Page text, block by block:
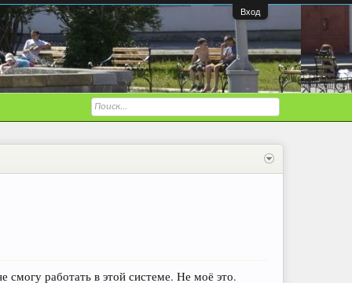
Вход
работать в этой системе. Не моё это.